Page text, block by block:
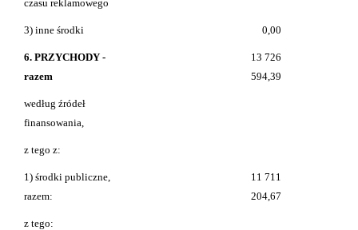
czasu reklamowego
3) inne środki 0,00
6. PRZYCHODY -
razem
13 726
594,39
według źródeł
finansowania,
z tego z:
1) środki publiczne,
razem:
11 711
204,67
z tego: